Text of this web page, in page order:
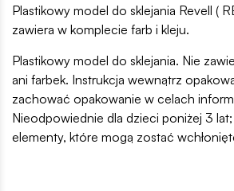
Plastikowy model do sklejania Revell (
zawiera w komplecie farb i kleju.
Plastikowy model do sklejania. Nie
ani farbek. Instrukcja wewnątrz
zachować opakowanie w celach
Nieodpowiednie dla dzieci poniżej 3 lat;
elementy, które mogą zostać